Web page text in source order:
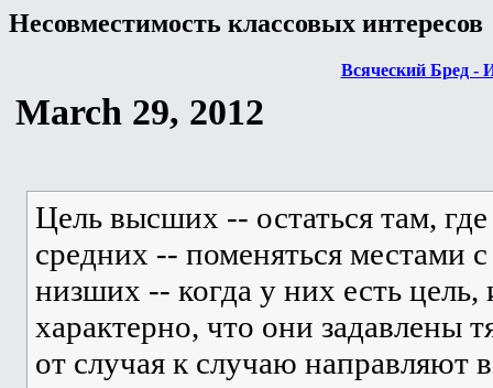
Несовместимость классовых интересов
Всяческий Бред -
March 29, 2012
Цель высших -- остаться там,
средних -- поменяться местами
низших -- когда у них есть
характерно, что они задавлены
от случая к случаю направляют